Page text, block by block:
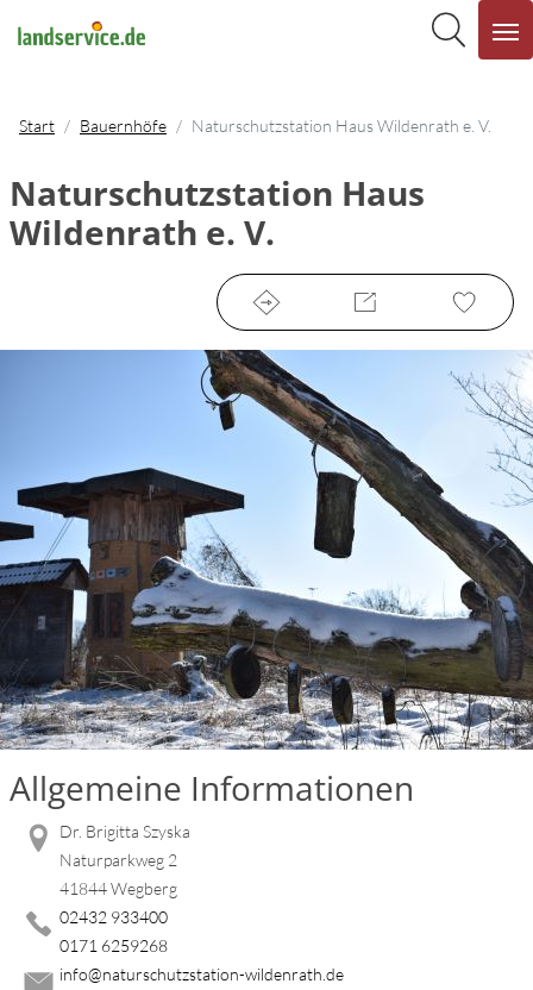
Start Bauernhöfe Naturschutzstation Haus Wildenrath e. V.
Naturschutzstation Haus
Wildenrath e. V.
Allgemeine Informationen
Dr. Brigitta Szyska
Naturparkweg 2
41844 Wegberg
02432 933400
0171 6259268
info@naturschutzstation-wildenrath.de